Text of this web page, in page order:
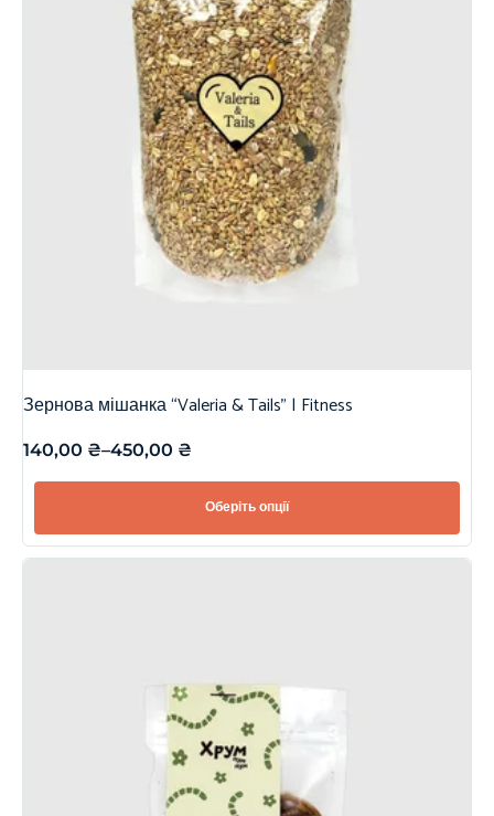
Зернова мішанка “Valeria & Tails” | Fitness
140,00 ₴–450,00 ₴
Оберіть опції